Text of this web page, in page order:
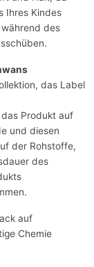
Ihres Kindes
des
das Label
Produkt auf
und diesen
der Rohstoffe,
des
auf
Chemie